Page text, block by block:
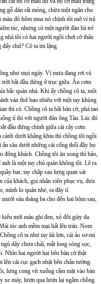
gỗ dán rất mỏng, chừa một ngăn cho
đỏ hôm mua nó chính tôi mở ví trả
túc, nhưng có một người đàn bà trẻ
nhà tôi có hai người ngồi chơi cờ thâu
chứ? Cô ta im lặng.
như mọi ngày. Vì mưa đang rơi và
bắt đầu đứng ở trục giữa. Ăn cơm
bắc quán nhà. Khi ấy chồng cô ta, một
ván thứ bao nhiêu với một tay khùng
thì có. Chồng cô ta hất bàn cờ, phá tan
tỉ thí với người đàn ông Tàu. Lúc đó
đầu đứng chính giữa cái cây cơm
cành dưới khẳng khiu thì chồng tôi ngồi
sâu dưới những cái cống thối đầy bọ
đông khách. Chồng tôi ăn xong thì bảo,
là một tay chủ quán không tồi. Lẽ ra
bar, tay chắp sau lưng quan sát
của khách, gọi nhân viên phục vụ, đưa
mình lo quán nhé, ra đây tí.
sáu tháng ba cho đến hai hôm sau,
mới màu ghi đen, xỏ đôi giày da
tóc anh mềm mại hất lên trán. Nom
cô ta như tay lái lợn, cái áo sơ-mi
dậy chưa chải, mắt long sòng sọc,
Nhìn hai người hai bên bàn cờ thật
cái cục gạch nhặt bên chân tường.
lưng cong vít xuống cắm mặt vào bàn
xe máy, lượn qua lượn lại ngắm chồng